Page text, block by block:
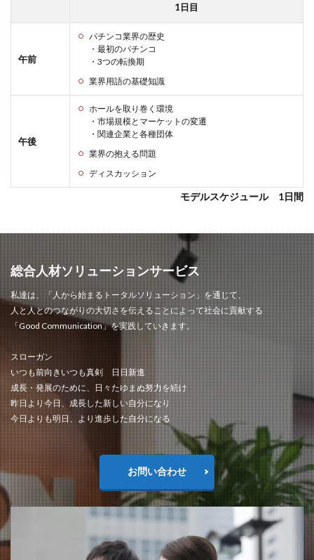
1日目
午前
パチンコ業界の歴史
・最初のパチンコ
・3つの転換期
業界用語の基礎知識
午後
ホールを取り巻く環境
・市場規模とマーケットの変遷
・関連企業と各種団体
業界の抱える問題
ディスカッション
モデルスケジュール 1日間
総合人材ソリューションサービス
私達は、「人から始まるトータルソリューション」を通じて、
人と人とのつながりの大切さを伝えることによって社会に貢献する
「Good Communication」を実践していきます。
スローガン
いつも前向きいつも真剣 日日新進
成長・発展のために、日々たゆまぬ努力を続け
昨日より今日、成長した新しい自分になり
今日よりも明日、より進歩した自分になる
お問い合わせ